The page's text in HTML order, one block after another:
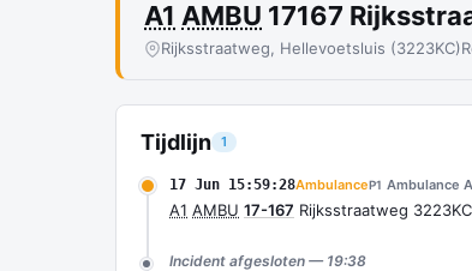
A1 AMBU 17167
Rijksstraatweg, Hellevoetsluis (3223KC)
Tijdlijn 1
17 Jun 15:59:28AmbulanceP1 Ambulance
A1 AMBU 17-167 Rijksstraatweg
Incident afgesloten — 19:38